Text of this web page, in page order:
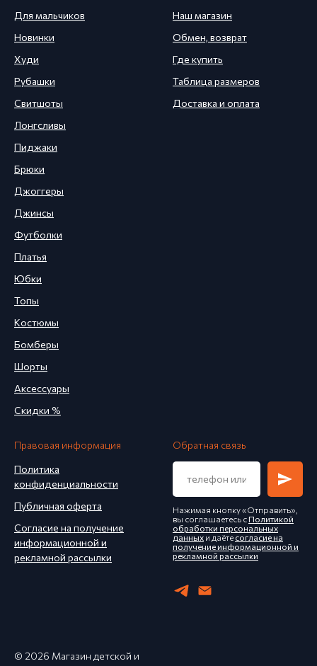
Для мальчиков
Новинки
Худи
Рубашки
Свитшоты
Лонгсливы
Пиджаки
Брюки
Джоггеры
Джинсы
Футболки
Платья
Юбки
Топы
Костюмы
Бомберы
Шорты
Аксессуары
Скидки %
Наш магазин
Обмен, возврат
Где купить
Таблица размеров
Доставка и оплата
Правовая информация
Политика
конфиденциальности
Публичная оферта
Согласие на получение
информационной и
рекламной рассылки
Обратная связь
Нажимая кнопку «Отправить»,
вы соглашаетесь с Политикой
обработки персональных
данных и даёте согласие на
получение информационной и
рекламной рассылки
© 2026 Магазин детской и